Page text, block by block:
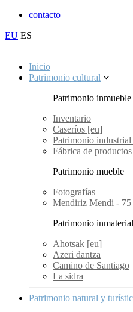
contacto
EU ES
Inicio
Patrimonio cultural
Patrimonio inmueble
Inventario
Caseríos [eu]
Patrimonio industrial
Fábrica de
Patrimonio mueble
Fotografías
Mendiriz Mendi - 75
Patrimonio inmaterial
Ahotsak [eu]
Azeri dantza
Camino de Santiago
La sidra
Patrimonio natural y